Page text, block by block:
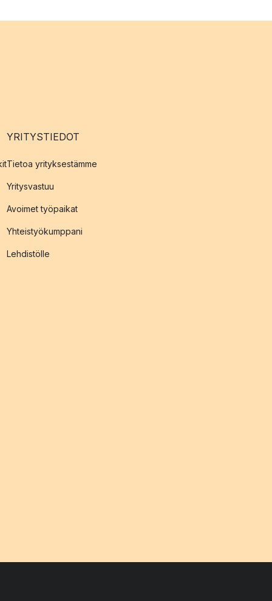
YRITYSTIEDOT
Tietoa yrityksestämme
Yritysvastuu
Avoimet työpaikat
Yhteistyökumppani
Lehdistölle